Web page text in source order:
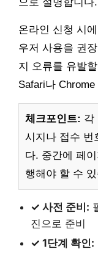
온라인 신청 시
우저 사용을 권
지 오류를 유발
Safari나
체크포인트: 각
시지나 접수 번
다. 중간에 페
행해야 할 수
✓ 사전 준비:
진으로 준비
✓ 1단계 확인: